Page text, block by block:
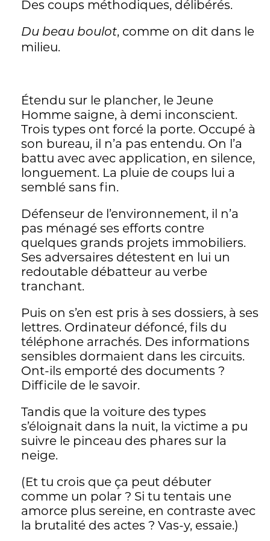
plutôt de regarder la chape de silence
s’abattre et ne plus bouger. De la dire,
simplement. Pas plus. Chaque élan,
Celle du ridicule, de l’impossibilité, de la
violence: «Au passage, n’oublie pas que
Don Quichotte s’est rêvé justicier. Et qu’il
a finalement perdu les pédales».
Plusieurs fois l’ironie vient saper les
grandes déclarations, les grandes
phrases des années de jeunesse mais
d’aujourd’hui, celle du livre en train de
s’écrire. La démarche documentaire et la
démarche littéraire butent de concert sur
leurs propres limites. Alors quoi?
Alors Jérôme Meizoz remonte, à pas
puis plus loin encore. Il a connu le Jeune
Homme. Avec d’autres, filles et garçons,
ils lisaient les textes du «Poète des cimes
blanches», Maurice Chappaz, qui
pourfendait, haut et fort, les spéculateurs,
« maquereaux» de la Nature. La jeune
les rues coites des villages: «Abolissons
l’armée! Pour une politique globale de
paix!» Remonter ainsi le cours des choses
ne va pas de soi. «Reprenons», lance
l’auteur maintes fois. Maître des proses
poétiques, Jérôme Meizoz tourne ainsi les
pages de l’album personnel et familial. La
Nature, «son obstination de graines»,
apaise les douleurs de l’enfant, après la
Des coups méthodiques, délibérés.
Du beau boulot, comme on dit dans le
milieu.
Étendu sur le plancher, le Jeune
Homme saigne, à demi inconscient.
Trois types ont forcé la porte. Occupé à
son bureau, il n’a pas entendu. On l’a
battu avec avec application, en silence,
longuement. La pluie de coups lui a
semblé sans fin.
Défenseur de l’environnement, il n’a
pas ménagé ses efforts contre
quelques grands projets immobiliers.
Ses adversaires détestent en lui un
redoutable débatteur au verbe
tranchant.
Puis on s’en est pris à ses dossiers, à ses
lettres. Ordinateur défoncé, fils du
téléphone arrachés. Des informations
sensibles dormaient dans les circuits.
Ont-ils emporté des documents ?
Difficile de le savoir.
Tandis que la voiture des types
s’éloignait dans la nuit, la victime a pu
suivre le pinceau des phares sur la
neige.
(Et tu crois que ça peut débuter
comme un polar ? Si tu tentais une
amorce plus sereine, en contraste avec
la brutalité des actes ? Vas-y, essaie.)